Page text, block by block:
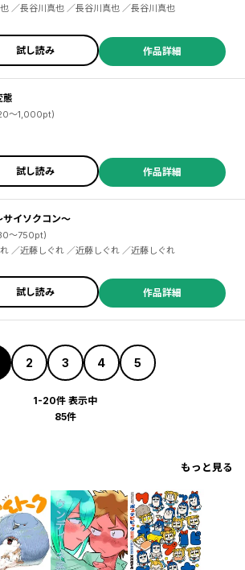
長谷川真也 ／長谷川真也 ／長谷川真也 ／長谷川真也
試し読み 作品詳細
態
～1,000pt)
試し読み 作品詳細
サイソクコン～
～750pt)
近藤しぐれ ／近藤しぐれ ／近藤しぐれ ／近藤しぐれ
試し読み 作品詳細
2 3 4 5
1-20件 表示中
85件
もっと見る